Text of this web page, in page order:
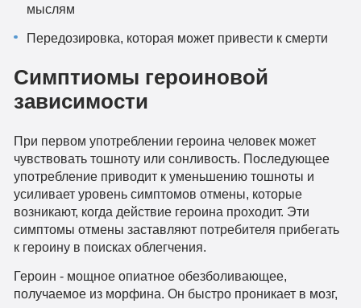
мыслям
Передозировка, которая может привести к смерти
Симптиомы героиновой
зависимости
При первом употреблении героина человек может
чувствовать тошноту или сонливость. Последующее
употребление приводит к уменьшению тошноты и
усиливает уровень симптомов отмены, которые
возникают, когда действие героина проходит. Эти
симптомы отмены заставляют потребителя прибегать
к героину в поисках облегчения.
Героин - мощное опиатное обезболивающее,
получаемое из морфина. Он быстро проникает в мозг,